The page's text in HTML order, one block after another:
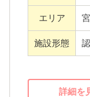
エリア
施設形態
詳細を